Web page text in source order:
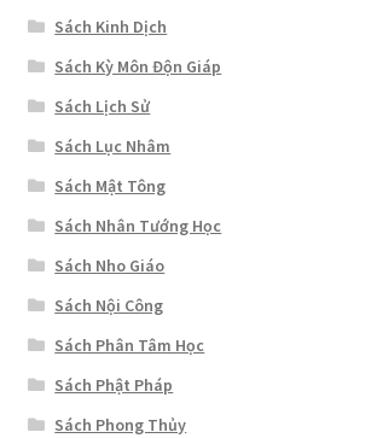
Sách Kinh Dịch
Sách Kỳ Môn Độn Giáp
Sách Lịch Sử
Sách Lục Nhâm
Sách Mật Tông
Sách Nhân Tướng Học
Sách Nho Giáo
Sách Nội Công
Sách Phân Tâm Học
Sách Phật Pháp
Sách Phong Thủy